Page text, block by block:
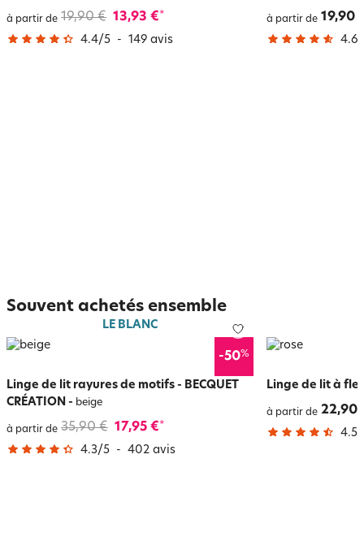
à partir de 19,90 € 13,93 €*
4.4/5 - 149 avis
à partir de 19,90
4.6
Souvent achetés ensemble
LE BLANC
-50%
Linge de lit rayures de motifs - BECQUET
CRÉATION - beige
à partir de 35,90 € 17,95 €*
4.3/5 - 402 avis
Linge de lit à
à partir de 22,90
4.5